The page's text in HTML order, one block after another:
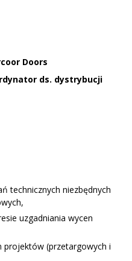
Doors
ds. dystrybucji
technicznych niezbędnych
uzgadniania wycen
(przetargowych i